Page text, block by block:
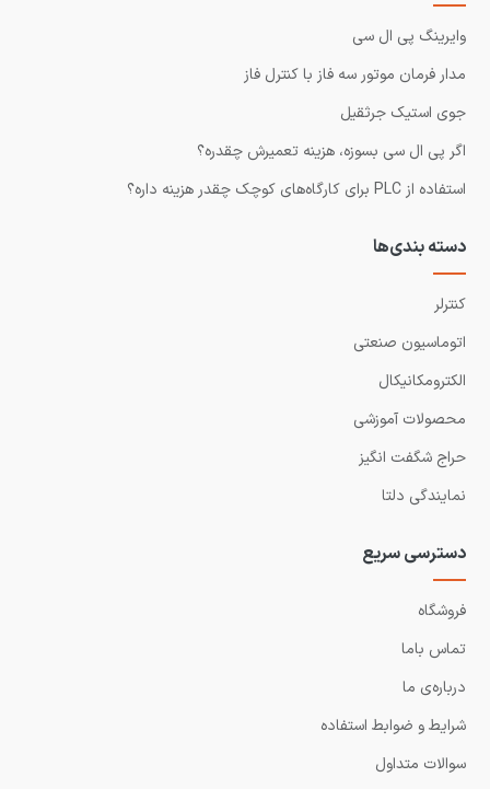
وایرینگ پی ال سی
مدار فرمان موتور سه فاز با کنترل فاز
جوی استیک جرثقیل
اگر پی ال سی بسوزه، هزینه تعمیرش چقدره؟
استفاده از PLC برای کارگاه‌های کوچک چقدر هزینه داره؟
دسته بندی‌ها
کنترلر
اتوماسیون صنعتی
الکترومکانیکال
محصولات آموزشی
حراج شگفت انگیز
نمایندگی دلتا
دسترسی سریع
فروشگاه
تماس باما
درباره‌ی ما
شرایط و ضوابط استفاده
سوالات متداول